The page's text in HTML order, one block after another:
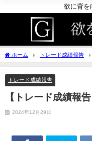
欲に背を
ホーム トレード成績報告
トレード成績報告
【トレード成績報
2024年12月29日